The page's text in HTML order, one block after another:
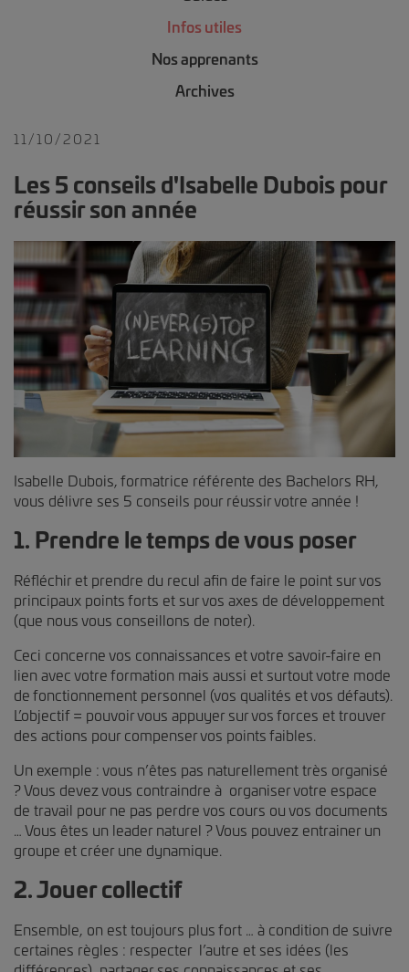
Infos utiles
Nos apprenants
Archives
11/10/2021
Les 5 conseils d'Isabelle Dubois pour
réussir son année
Isabelle Dubois, formatrice référente des Bachelors RH,
vous délivre ses 5 conseils pour réussir votre année !
1. Prendre le temps de vous poser
Réfléchir et prendre du recul afin de faire le point sur vos
principaux points forts et sur vos axes de développement
(que nous vous conseillons de noter).
Ceci concerne vos connaissances et votre savoir-faire en
lien avec votre formation mais aussi et surtout votre mode
de fonctionnement personnel (vos qualités et vos défauts).
L’objectif = pouvoir vous appuyer sur vos forces et trouver
des actions pour compenser vos points faibles.
Un exemple : vous n’êtes pas naturellement très organisé
? Vous devez vous contraindre à organiser votre espace
de travail pour ne pas perdre vos cours ou vos documents
… Vous êtes un leader naturel ? Vous pouvez entrainer un
groupe et créer une dynamique.
2. Jouer collectif
Ensemble, on est toujours plus fort … à condition de suivre
certaines règles : respecter l’autre et ses idées (les